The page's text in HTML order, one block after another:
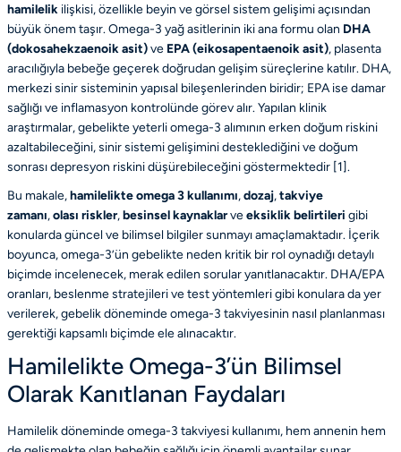
hamilelik ilişkisi, özellikle beyin ve görsel sistem gelişimi açısından
büyük önem taşır. Omega-3 yağ asitlerinin iki ana formu olan DHA
(dokosahekzaenoik asit)ve EPA (eikosapentaenoik asit), plasenta
aracılığıyla bebeğe geçerek doğrudan gelişim süreçlerine katılır. DHA,
merkezi sinir sisteminin yapısal bileşenlerinden biridir; EPA ise damar
sağlığı ve inflamasyon kontrolünde görev alır. Yapılan klinik
araştırmalar, gebelikte yeterli omega-3 alımının erken doğum riskini
azaltabileceğini, sinir sistemi gelişimini desteklediğini ve doğum
sonrası depresyon riskini düşürebileceğini göstermektedir [1].
Bu makale,hamilelikte omega 3 kullanımı,dozaj,takviye
zamanı,olası riskler,besinsel kaynaklarveeksiklik belirtileri gibi
konularda güncel ve bilimsel bilgiler sunmayı amaçlamaktadır. İçerik
boyunca, omega-3’ün gebelikte neden kritik bir rol oynadığı detaylı
biçimde incelenecek, merak edilen sorular yanıtlanacaktır. DHA/EPA
oranları, beslenme stratejileri ve test yöntemleri gibi konulara da yer
verilerek, gebelik döneminde omega-3 takviyesinin nasıl planlanması
gerektiği kapsamlı biçimde ele alınacaktır.
Hamilelikte Omega-3’ün Bilimsel
Olarak Kanıtlanan Faydaları
Hamilelik döneminde omega-3 takviyesi kullanımı, hem annenin hem